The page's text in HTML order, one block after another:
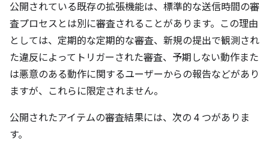
公開されている既存の拡張機能は、標準的な送信時間の審
査プロセスとは別に審査されることがあります。この理由
としては、定期的な定期的な審査、新規の提出で観測され
た違反によってトリガーされた審査、予期しない動作また
は悪意のある動作に関するユーザーからの報告などがあり
ますが、これらに限定されません。
公開されたアイテムの審査結果には、次の 4 つがありま
す。